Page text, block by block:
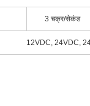
3 चक्र/सेकंड
12VDC, 24VDC,